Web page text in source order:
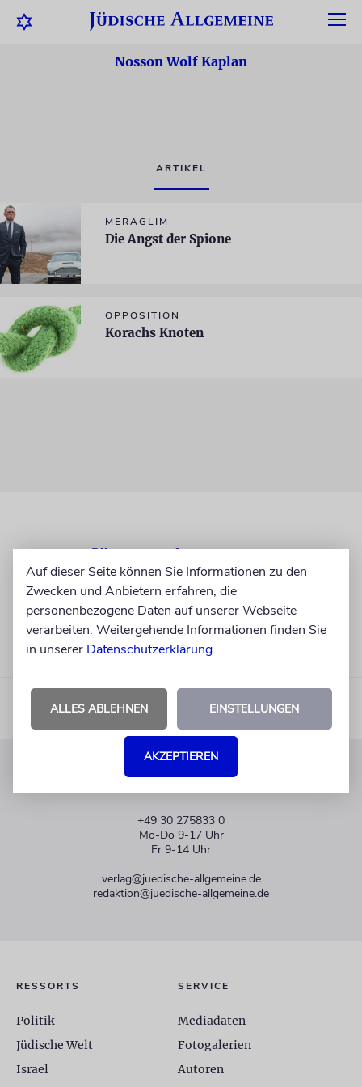
Nosson Wolf Kaplan
ARTIKEL
MERAGLIM
Die Angst der Spione
OPPOSITION
Korachs Knoten
+49 30 275833 0
Mo-Do 9-17 Uhr
Fr 9-14 Uhr
verlag@juedische-allgemeine.de
redaktion@juedische-allgemeine.de
RESSORTS
Politik
Jüdische Welt
Israel
SERVICE
Mediadaten
Fotogalerien
Autoren
Auf dieser Seite können Sie Informationen zu den
Zwecken und Anbietern erfahren, die
personenbezogene Daten auf unserer Webseite
verarbeiten. Weitergehende Informationen finden Sie
in unserer Datenschutzerklärung.
ALLES ABLEHNEN EINSTELLUNGEN
AKZEPTIEREN